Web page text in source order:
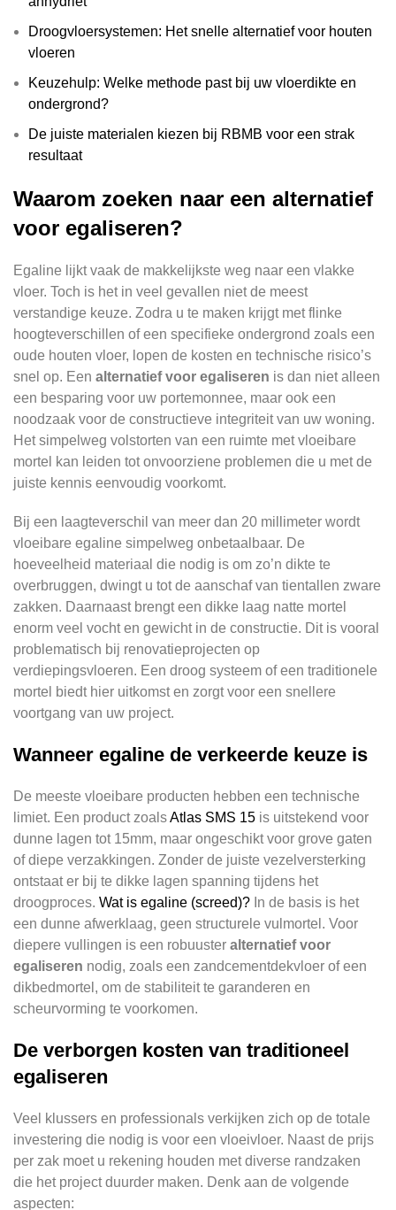
Droogvloersystemen: Het snelle alternatief voor houten
vloeren
Keuzehulp: Welke methode past bij uw vloerdikte en
ondergrond?
De juiste materialen kiezen bij RBMB voor een strak
resultaat
Waarom zoeken naar een alternatief
voor egaliseren?
Egaline lijkt vaak de makkelijkste weg naar een vlakke
vloer. Toch is het in veel gevallen niet de meest
verstandige keuze. Zodra u te maken krijgt met flinke
hoogteverschillen of een specifieke ondergrond zoals een
oude houten vloer, lopen de kosten en technische risico’s
snel op. Een alternatief voor egaliseren is dan niet alleen
een besparing voor uw portemonnee, maar ook een
noodzaak voor de constructieve integriteit van uw woning.
Het simpelweg volstorten van een ruimte met vloeibare
mortel kan leiden tot onvoorziene problemen die u met de
juiste kennis eenvoudig voorkomt.
Bij een laagteverschil van meer dan 20 millimeter wordt
vloeibare egaline simpelweg onbetaalbaar. De
hoeveelheid materiaal die nodig is om zo’n dikte te
overbruggen, dwingt u tot de aanschaf van tientallen zware
zakken. Daarnaast brengt een dikke laag natte mortel
enorm veel vocht en gewicht in de constructie. Dit is vooral
problematisch bij renovatieprojecten op
verdiepingsvloeren. Een droog systeem of een traditionele
mortel biedt hier uitkomst en zorgt voor een snellere
voortgang van uw project.
Wanneer egaline de verkeerde keuze is
De meeste vloeibare producten hebben een technische
limiet. Een product zoalsAtlas SMS 15 is uitstekend voor
dunne lagen tot 15mm, maar ongeschikt voor grove gaten
of diepe verzakkingen. Zonder de juiste vezelversterking
ontstaat er bij te dikke lagen spanning tijdens het
droogproces. Wat is egaline (screed)? In de basis is het
een dunne afwerklaag, geen structurele vulmortel. Voor
diepere vullingen is een robuuster alternatief voor
egaliseren nodig, zoals een zandcementdekvloer of een
dikbedmortel, om de stabiliteit te garanderen en
scheurvorming te voorkomen.
De verborgen kosten van traditioneel
egaliseren
Veel klussers en professionals verkijken zich op de totale
investering die nodig is voor een vloeivloer. Naast de prijs
per zak moet u rekening houden met diverse randzaken
die het project duurder maken. Denk aan de volgende
aspecten: